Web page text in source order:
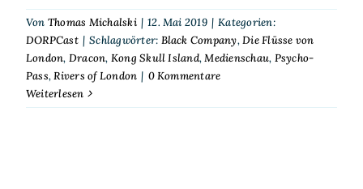
Von Thomas Michalski | 12. Mai 2019 | Kategorien:
DORPCast | Schlagwörter: Black Company,Die Flüsse von
London, Dracon, Kong Skull Island,Medienschau, Psycho-
Pass,Rivers of London | 0 Kommentare
Weiterlesen